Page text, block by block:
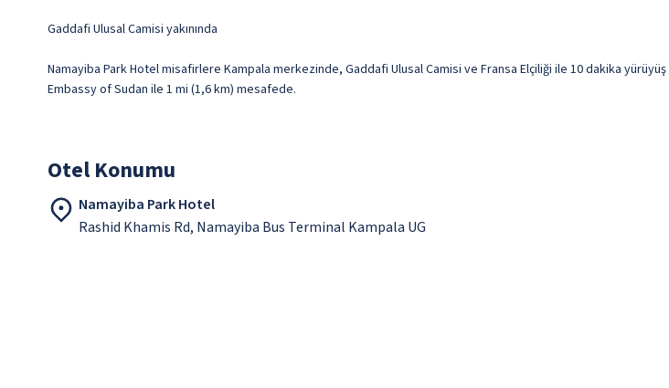
Gaddafi Ulusal Camisi yakınında
Namayiba Park Hotel misafirlere Kampala merkezinde, Gaddafi Ulusal Camisi ve Fransa Elçiliği ile 10 dakika
Embassy of Sudan ile 1 mi (1,6 km) mesafede.
Otel Konumu
Namayiba Park Hotel
Rashid Khamis Rd, Namayiba Bus Terminal Kampala UG